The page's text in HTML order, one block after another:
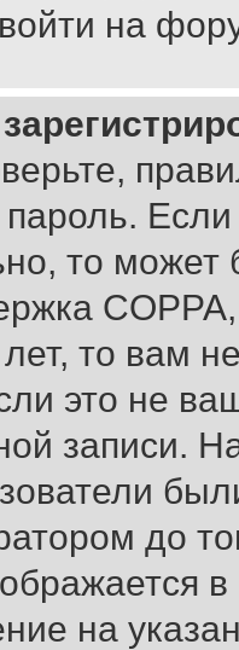
на
пароль.
то может
то вам
это не
записи.
до
на